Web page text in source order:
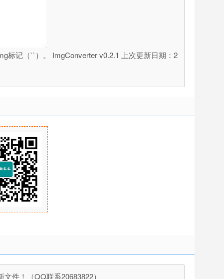
标记（``）。 ImgConverter v0.2.1 上次更新日期：2
件！（QQ联系20683822）